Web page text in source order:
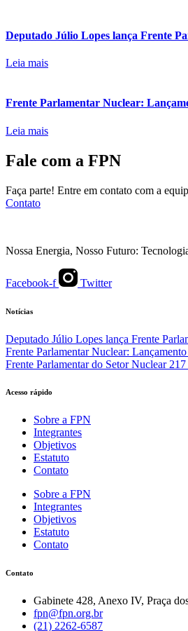
Deputado Júlio Lopes lança Frente
Leia mais
Frente Parlamentar Nuclear:
Leia mais
Fale com a FPN
Faça parte! Entre em contato com a
Contato
Nossa Energia, Nosso Futuro:
Facebook-f Twitter
Notícias
Deputado Júlio Lopes lança Frente
Frente Parlamentar Nuclear:
Frente Parlamentar do Setor Nuclear
Acesso rápido
Sobre a FPN
Integrantes
Objetivos
Estatuto
Contato
Sobre a FPN
Integrantes
Objetivos
Estatuto
Contato
Contato
Gabinete 428, Anexo IV, Praça
fpn@fpn.org.br
(21) 2262-6587